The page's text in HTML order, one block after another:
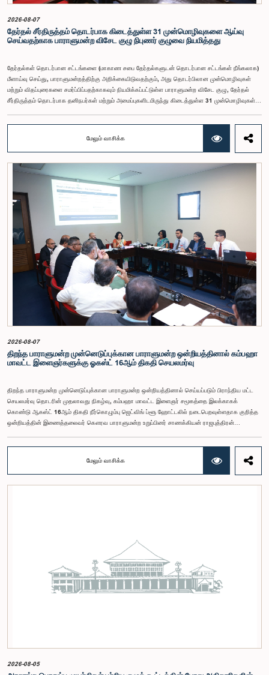
நிரந்தரமானதும் சுயாதீனமானதுமான சம்பள மற்றும் பணியாளர் ஆணைக்குழுவை நிறுவுவதற்கான
யோசனையையும் குழுத் தலைவர் முன்வைத்தார்.
2026-08-07
தேர்தல் சீர்திருத்தம் தொடர்பாக கிடைத்துள்ள 31 முன்மொழிவுகளை ஆய்வு
செய்வதற்காக பாராளுமன்ற விசேட குழு நிபுணர் குழுவை நியமித்தது
தேர்தல்கள் தொடர்பான சட்டங்களை (மாகாண சபை தேர்தல்களுடன் தொடர்பான சட்டங்கள் நீங்கலாக)
மீளாய்வு செய்து, பாராளுமன்றத்திற்கு அறிக்கையிடுவதற்கும், அது தொடர்பிலான முன்மொழிவுகள்
மற்றும் விதப்புரைகளை சமர்ப்பிப்பதற்காகவும் நியமிக்கப்பட்டுள்ள பாராளுமன்ற விசேட குழு, தேர்தல்
சீர்திருத்தம் தொடர்பாக தனிநபர்கள் மற்றும் அமைப்புகளிடமிருந்து கிடைத்துள்ள 31 முன்மொழிவுகள்
நியமித்துள்ளது.கௌரவ பொது நிர்வாக, மாகாண சபைகள் மற்றும் உள்ளூராட்சி அமைச்சர் பேராசிரியர்
ஏ.எச்.எம்.எச்.அபயரத்ன அவர்கள் தலைமையில் அண்மையில் பாராளுமன்றத்தில் நடைபெற்ற குறித்த
விசேட குழுக் கூட்டத்தின் போதே இத்தீர்மானம் எடுக்கப்பட்டது.2004, 2007 மற்றும் 2022 ஆம்
ஆண்டுகளில் வெளியிடப்பட்ட பாராளுமன்ற விசேட குழுக்களின் அறிக்கைகள் மற்றும் தனிநபர்கள்,
அமைப்புகள் ஆகியவற்றினால் சமர்ப்பிக்கப்பட்டுள்ள 31 முன்மொழிவுகளை அடிப்படையாகக் கொண்டு
தேர்தல் சீர்திருத்தங்கள் தொடர்பாக விரிவான கலந்துரையாடல் இங்கு இடம்பெற்றது.உள்ளூராட்சி
மன்றத் தேர்தல் முறைக்காக கலப்பு தேர்தல் முறையை அறிமுகப்படுத்துதல், சிறு கட்சிகள் மற்றும்
சிறுபான்மை குழுக்களின் பிரதிநிதித்துவத்தை உறுதிப்படுத்துதல், பெண்களின் பிரதிநிதித்துவத்தை
மேம்படுத்துதல், மின்னணு வாக்களிப்பு முறையை அறிமுகப்படுத்துதல், முன்கூட்டியே வாக்களிக்கும்
வசதியை ஏற்படுத்துதல் உள்ளிட்ட பல்வேறு முன்மொழிவுகள் தொடர்பில் இக்கூட்டத்தில் விசேட கவனம்
செலுத்தப்பட்டது.மேலும், வெளிநாடுகளில் வாழும் இலங்கையர்களுக்கு வாக்களிக்கும் உரிமையை
வழங்குவது தொடர்பான முன்மொழிவுகளும் பரிசீலிக்கப்பட்டதுடன், அதற்குத் தேவையான சட்ட மற்றும்
நிர்வாக ஏற்பாடுகள் குறித்து மேலும் விரிவான ஆய்வு மேற்கொள்ள வேண்டியதன் அவசியமும்
வலியுறுத்தப்பட்டது.விசேட குழுவினால் நியமிக்கப்பட்டுள்ள நிபுணர் குழு, கிடைத்துள்ள 31
முன்மொழிவுகளையும் முந்தைய பாராளுமன்ற விசேட குழுக்களின் அறிக்கைகளையும் பகுப்பாய்வு
செய்து, நடைமுறைக்கு ஏற்ற பரிந்துரைகளைக் கொண்ட அறிக்கையொன்றைத் தயாரிக்கவுள்ளது.
அதனைத் தொடர்ந்து, அந்தப் பரிந்துரைகளை ஆராய்ந்து அடுத்தகட்ட நடவடிக்கைகளை முன்னெடுக்க
குழு தீர்மானித்தது.இக்கூட்டத்தில், குழு உறுப்பினரான அமைச்சர் கலாநிதி உபாலி பன்னிலகே மற்றும்
பாராளுமன்ற உறுப்பினர்களான ரவி கருணாநாயக்க, ருவந்திலக ஜயக்கொடி மற்றும் கதிரவேலு
சண்முகம் குகதாசன் ஆகியோர் கலந்துகொண்டனர்.
மேலும் வாசிக்க
2026-08-07
திறந்த பாராளுமன்ற முன்னெடுப்புக்கான பாராளுமன்ற ஒன்றியத்தினால் கம்பஹா
மாவட்ட இளைஞர்களுக்கு ஓகஸ்ட் 16ஆம் திகதி செயலமர்வு
திறந்த பாராளுமன்ற முன்னெடுப்புக்கான பாராளுமன்ற ஒன்றியத்தினால் செய்யப்படும் பிராந்திய மட்ட
செயலமர்வு தொடரின் முதலாவது நிகழ்வு, கம்பஹா மாவட்ட இளைஞர் சமூகத்தை இலக்காகக்
கொண்டு ஆகஸ்ட் 16ஆம் திகதி நீர்கொழும்பு ஜெட்விங் ப்ளூ ஹோட்டலில் நடைபெறவுள்ளதாக குறித்த
ஒன்றியத்தின் இணைத்தலைவர் கௌரவ பாராளுமன்ற உறுப்பினர் சாணக்கியன் ராஜபுத்திரன்
பங்கேற்புடன் திறந்த பாராளுமன்றக் கருத்திட்டத்தை மேலும் முன்னெடுத்துச் செல்லும் நோக்கில் இந்த
செயலமர்வு தொடர் ஏற்பாடு செய்யப்படுகின்றது. இதில் ஒன்றியத்தின் உறுப்பினர்கள் மற்றும் கம்பஹா
மாவட்டத்தை பிரதிநிதித்துவப்படுத்தும் பாராளுமன்ற உறுப்பினர்களும் பங்கேற்கவிருக்கின்றனர்.இந்த
இச்செயலமர்வு தொடருக்கான அபிவிருத்தி பங்காளராக அனுசரணை வழங்கும் CII (Coalition for
Inclusive Impact) நிறுவனத்தின் பிரதிநிதிகளும் கலந்துகொண்டனர்.இந்த செயலமர்வில் பங்கேற்க
விரும்பும் கம்பஹா மாவட்டத்தைச் சேர்ந்த 18 – 35 வயதுக்குட்பட்ட இளைஞர், யுவதிகள் இங்கே
தரப்பட்டுள்ள https://forms.gle/aVp5UzhLbtPSmVap8 இணைப்பின் ஊடாக உரிய விண்ணப்பப்
படிவத்தை பூர்த்தி செய்து பதிவு செய்யுமாறு கேட்டுக்கொள்ளப்படுகின்றனர்.
மேலும் வாசிக்க
2026-08-05